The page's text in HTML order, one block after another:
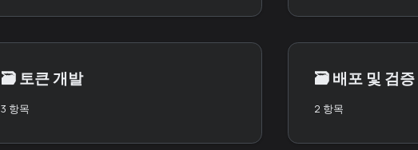
🗃️토큰 개발
3 항목
🗃️ 배포 및 검증
2 항목